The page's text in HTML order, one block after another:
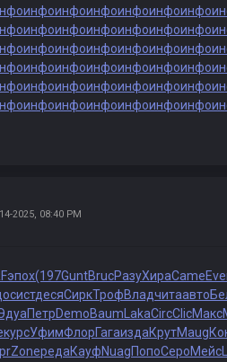
инфоинфоинфоинфоинфоинфо
инфоинфоинфоинфоинфоинфо
инфоинфоинфоинфоинфоинфо
инфоинфоинфоинфоинфоинфо
инфоинфоинфоинфоинфоинфо
инфоинфоинфоинфоинфоинфо
2025, 08:40 PM
эпох(197GuntBrucРазуХираCame
систдесяСиркТрофВладчитаавто
ПетрDemoBaum LakaCircClicМакс
курсУфимФлорГагаиздаКрутMaug
ZoneредаКауфNuagПопоСероМейс